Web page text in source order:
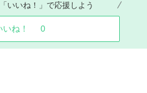
いいね！」で応援しよう
いね！ 0